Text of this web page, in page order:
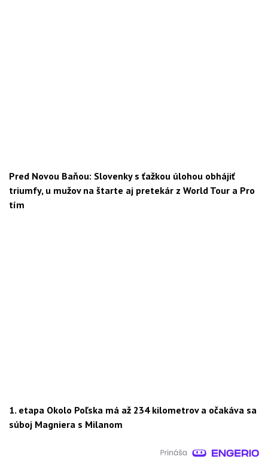
Pred Novou Baňou: Slovenky s ťažkou úlohou obhájiť
triumfy, u mužov na štarte aj pretekár z World Tour a Pro
tím
1. etapa Okolo Poľska má až 234 kilometrov a očakáva sa
súboj Magniera s Milanom